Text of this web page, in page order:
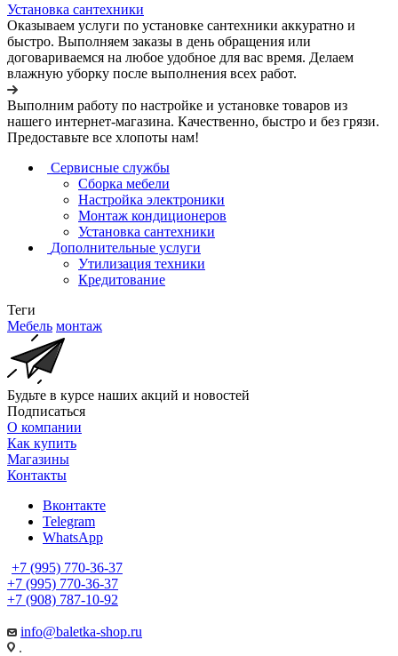
Установка сантехники
Оказываем услуги по установке сантехники аккуратно и
быстро. Выполняем заказы в день обращения или
договариваемся на любое удобное для вас время. Делаем
влажную уборку после выполнения всех работ.
Выполним работу по настройке и установке товаров из
нашего интернет-магазина. Качественно, быстро и без грязи.
Предоставьте все хлопоты нам!
Сервисные службы
Сборка мебели
Настройка электроники
Монтаж кондиционеров
Установка сантехники
Дополнительные услуги
Утилизация техники
Кредитование
Теги
Мебель монтаж
Будьте в курсе наших акций и новостей
Подписаться
О компании
Как купить
Магазины
Контакты
Вконтакте
Telegram
WhatsApp
+7 (995) 770-36-37
+7 (995) 770-36-37
+7 (908) 787-10-92
info@baletka-shop.ru
.